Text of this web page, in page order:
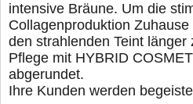
intensive Bräune. Um die
Collagenproduktion
den strahlenden Teint länger
Pflege mit HYBRID
abgerundet.
Ihre Kunden werden